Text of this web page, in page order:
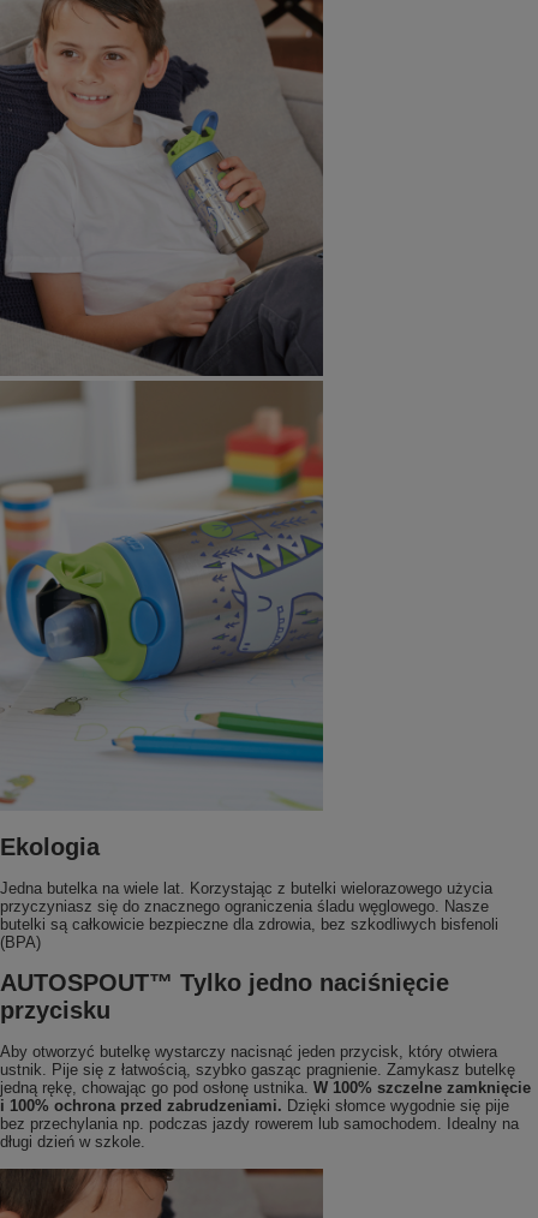
Ekologia
Jedna butelka na wiele lat. Korzystając z butelki wielorazowego użycia
przyczyniasz się do znacznego ograniczenia śladu węglowego. Nasze
butelki są całkowicie bezpieczne dla zdrowia, bez szkodliwych bisfenoli
(BPA)
AUTOSPOUT™ Tylko jedno naciśnięcie
przycisku
Aby otworzyć butelkę wystarczy nacisnąć jeden przycisk, który otwiera
ustnik. Pije się z łatwością, szybko gasząc pragnienie. Zamykasz butelkę
jedną rękę, chowając go pod osłonę ustnika. W 100% szczelne zamknięcie
i 100% ochrona przed zabrudzeniami. Dzięki słomce wygodnie się pije
bez przechylania np. podczas jazdy rowerem lub samochodem. Idealny na
długi dzień w szkole.